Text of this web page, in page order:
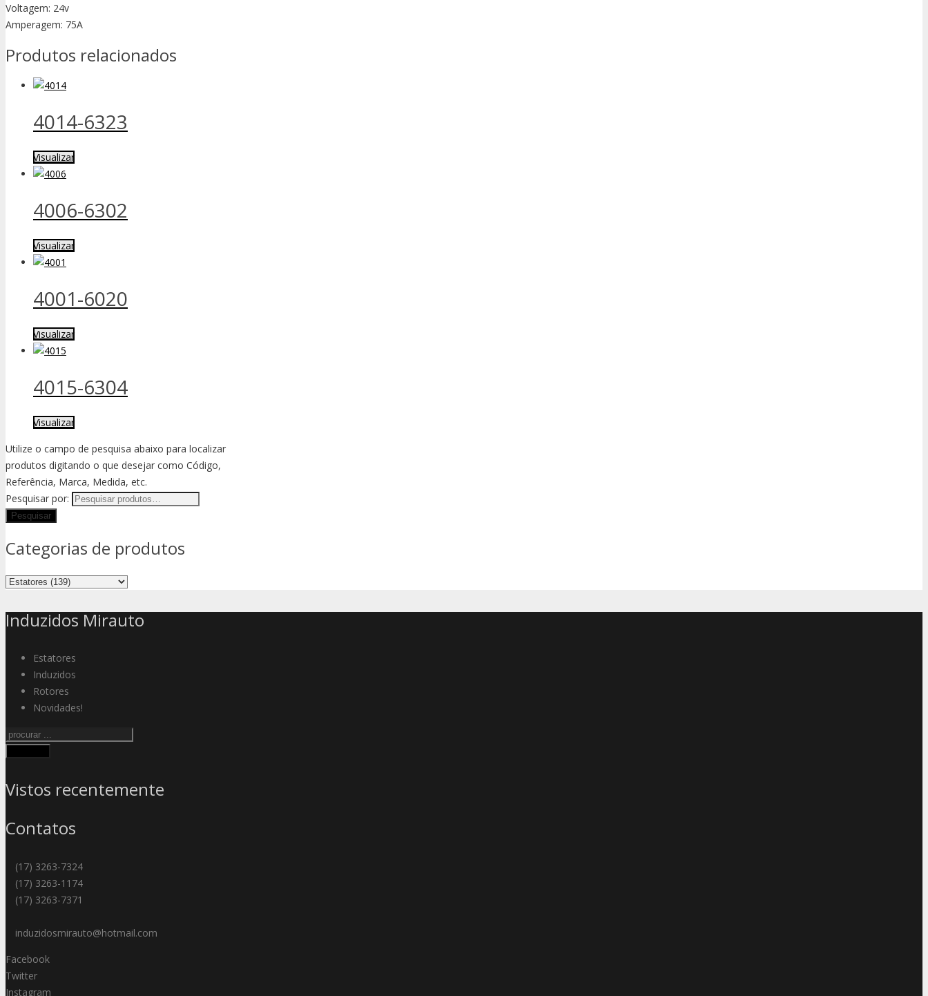
Voltagem: 24v
Amperagem: 75A
Produtos relacionados
4014-6323
Visualizar
4006-6302
Visualizar
4001-6020
Visualizar
4015-6304
Visualizar
Utilize o campo de pesquisa abaixo para localizar
produtos digitando o que desejar como Código,
Referência, Marca, Medida, etc.
Pesquisar por:
Categorias de produtos
Induzidos Mirauto
Estatores
Induzidos
Rotores
Novidades!
Vistos recentemente
Contatos
(17) 3263-7324
(17) 3263-1174
(17) 3263-7371
induzidosmirauto@hotmail.com
Facebook
Twitter
Instagram